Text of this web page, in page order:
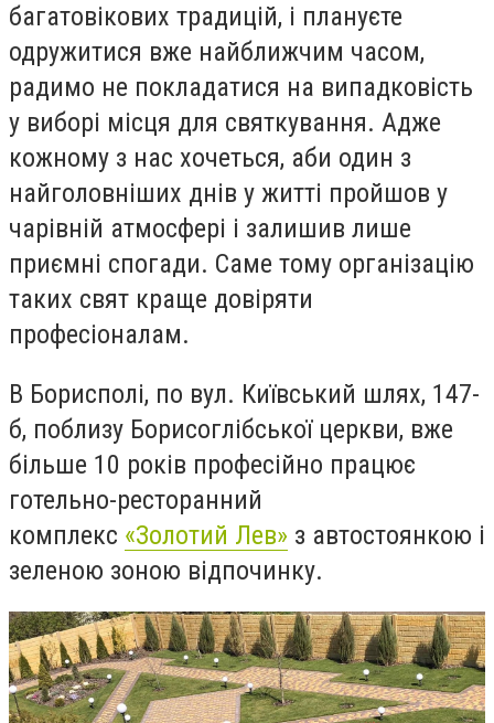
багатовікових традицій, і плануєте
одружитися вже найближчим часом,
радимо не покладатися на випадковість
у виборі місця для святкування. Адже
кожному з нас хочеться, аби один з
найголовніших днів у житті пройшов у
чарівній атмосфері і залишив лише
приємні спогади. Саме тому організацію
таких свят краще довіряти
професіоналам.
В Борисполі, по вул. Київський шлях, 147-
б, поблизу Борисоглібської церкви, вже
більше 10 років професійно працює
готельно-ресторанний
комплекс «Золотий Лев» з автостоянкою і
зеленою зоною відпочинку.